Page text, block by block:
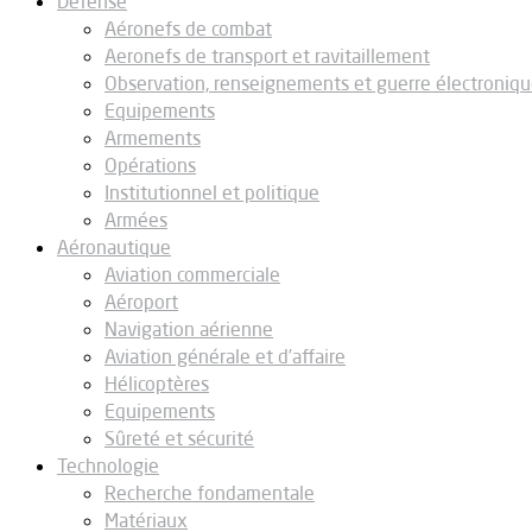
Aéronefs de combat
Aeronefs de transport et ravitaillement
Observation, renseignements et guerre
Equipements
Armements
Opérations
Institutionnel et politique
Armées
Aéronautique
Aviation commerciale
Aéroport
Navigation aérienne
Aviation générale et d’affaire
Hélicoptères
Equipements
Sûreté et sécurité
Technologie
Recherche fondamentale
Matériaux